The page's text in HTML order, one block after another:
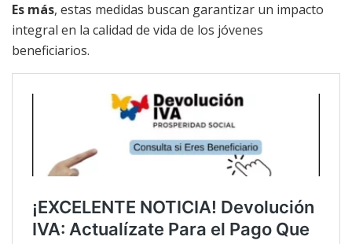
Es más, estas medidas buscan garantizar un impacto
integral en la calidad de vida de los jóvenes
beneficiarios.